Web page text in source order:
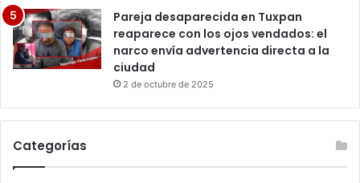
Pareja desaparecida en Tuxpan
reaparece con los ojos vendados: el
narco envía advertencia directa a la
ciudad
2 de octubre de 2025
Categorías